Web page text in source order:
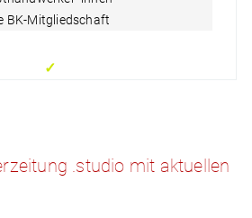
BK-Mitgliedschaft
✓
.studio mit aktuellen